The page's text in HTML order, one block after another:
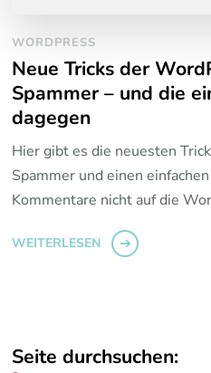
WORDPRESS
Neue Tricks der
Spammer – und die
dagegen
Hier gibt es die neuesten
Spammer und einen
Kommentare nicht auf die
WEITERLESEN
Seite durchsuchen: